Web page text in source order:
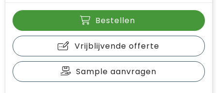
Bestellen
Vrijblijvende offerte
Sample aanvragen